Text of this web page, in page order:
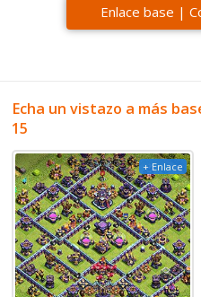
Enlace base |
Echa un vistazo a más
15
+ Enlace